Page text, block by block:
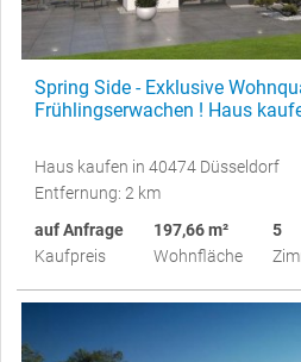
Spring Side - Exklusive
Frühlingserwachen ! Haus
Haus kaufen in 40474 Düsseldorf
Entfernung: 2 km
auf Anfrage
Kaufpreis
197,66 m²
Wohnfläche
5